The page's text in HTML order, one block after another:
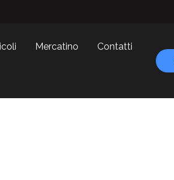
Mercatino
Contatti